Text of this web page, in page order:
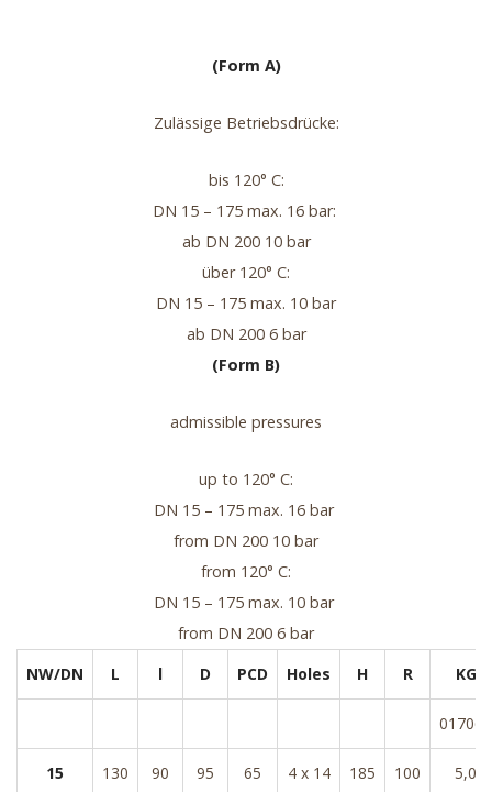
(Form A)
Zulässige Betriebsdrücke:
bis 120° C:
DN 15 – 175 max. 16 bar:
ab DN 200 10 bar
über 120° C:
DN 15 – 175 max. 10 bar
ab DN 200 6 bar
(Form B)
admissible pressures
up to 120° C:
DN 15 – 175 max. 16 bar
from DN 200 10 bar
from 120° C:
DN 15 – 175 max. 10 bar
from DN 200 6 bar
NW/DN
L l D PCD Holes H R KG
017060
15 130 90 95 65 4 x 14 185 100 5,0